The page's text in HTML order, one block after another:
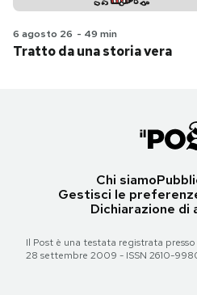
6 agosto 26 - 49 min
Tratto da una storia vera
Chi siamo
Gestisci le
Dichiarazione di
Il Post è una testata registrata
28 settembre 2009 - ISSN 2610-